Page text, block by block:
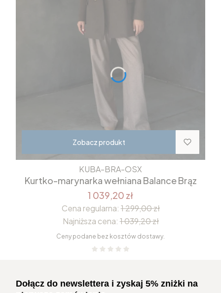
Zobacz produkt
KUBA-BRA-OSX
Kurtko-marynarka wełniana Balance Brąz
1 039,20 zł
Cena regularna: 1 299,00 zł
Najniższa cena: 1 039,20 zł
Ceny podane bez kosztów dostawy.
Dołącz do newslettera i zyskaj 5% zniżki na